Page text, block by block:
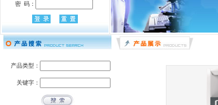
密 码：
产品类型：
关键字：